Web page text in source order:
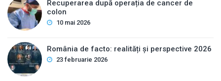
Recuperarea după operația de cancer de
colon
10 mai 2026
România de facto: realități și perspective 2026
23 februarie 2026